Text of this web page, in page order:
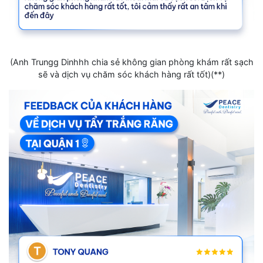
(Anh Trungg Dinhhh chia sẻ không gian phòng khám rất sạch
sẽ và dịch vụ chăm sóc khách hàng rất tốt)(**)